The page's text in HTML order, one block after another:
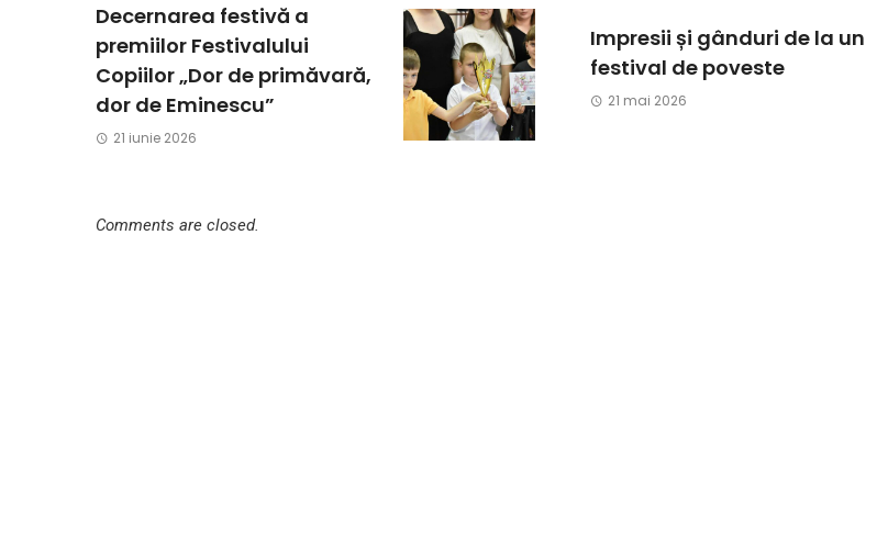
Decernarea festivă a
premiilor Festivalului
Copiilor „Dor de primăvară,
dor de Eminescu”
21 iunie 2026
Impresii și gânduri de la un
festival de poveste
21 mai 2026
Comments are closed.